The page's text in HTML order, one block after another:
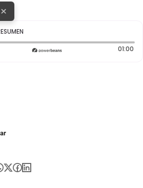
×
transcurrido: 0 segundos 01:00